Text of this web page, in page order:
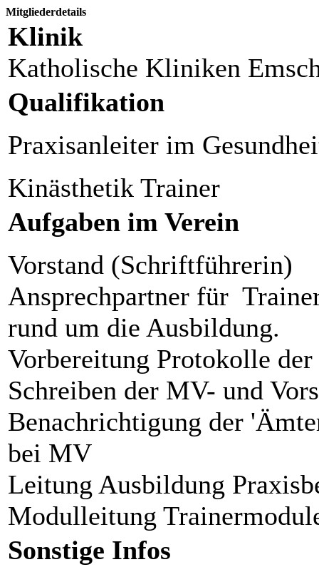
Mitgliederdetails
Klinik
Katholische Kliniken
Qualifikation
Praxisanleiter im
Kinästhetik Trainer
Aufgaben im Verein
Vorstand (Schriftführerin)
Ansprechpartner für
rund um die Ausbildung.
Vorbereitung Protokolle
Schreiben der MV- und
Benachrichtigung der
bei MV
Leitung Ausbildung
Modulleitung
Sonstige Infos